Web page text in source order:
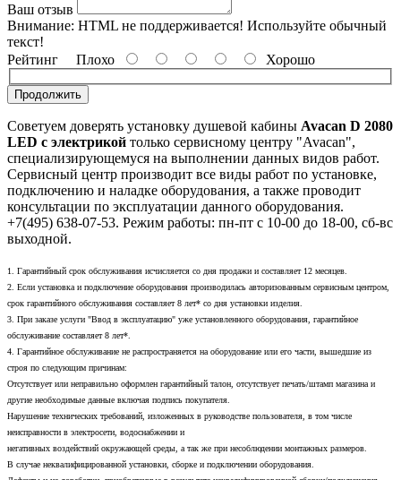
Ваш отзыв
Внимание: HTML не поддерживается! Используйте обычный
текст!
Рейтинг Плохо Хорошо
Продолжить
Советуем доверять установку душевой кабины Avacan D 2080
LED с электрикой только сервисному центру "Avacan",
специализирующемуся на выполнении данных видов работ.
Сервисный центр производит все виды работ по установке,
подключению и наладке оборудования, а также проводит
консультации по эксплуатации данного оборудования.
+7(495) 638-07-53. Режим работы: пн-пт с 10-00 до 18-00, сб-вс
выходной.
1. Гарантийный срок обслуживания исчисляется со дня продажи и составляет 12 месяцев.
2. Если установка и подключение оборудования производилась авторизованным сервисным центром,
срок гарантийного обслуживания составляет 8 лет* со дня установки изделия.
3. При заказе услуги "Ввод в эксплуатацию" уже установленного оборудования, гарантийное
обслуживание составляет 8 лет*.
4. Гарантийное обслуживание не распространяется на оборудование или его части, вышедшие из
строя по следующим причинам:
Отсутствует или неправильно оформлен гарантийный талон, отсутствует печать/штамп магазина и
другие необходимые данные включая подпись покупателя.
Нарушение технических требований, изложенных в руководстве пользователя, в том числе
неисправности в электросети, водоснабжении и
негативных воздействий окружающей среды, а так же при несоблюдении монтажных размеров.
В случае неквалифицированной установки, сборке и подключении оборудования.